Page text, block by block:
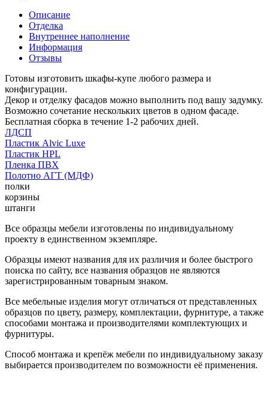
Описание
Отделка
Внутреннее наполнение
Информация
Отзывы
Готовы изготовить шкафы-купе любого размера и
конфигурации.
Декор и отделку фасадов можно выполнить под вашу задумку.
Возможно сочетание нескольких цветов в одном фасаде.
Бесплатная сборка в течение 1-2 рабочих дней.
ЛДСП
Пластик Alvic Luxe
Пластик HPL
Пленка ПВХ
Полотно АГТ (МДФ)
полки
корзины
штанги
Все образцы мебели изготовлены по индивидуальному
проекту в единственном экземпляре.
Образцы имеют названия для их различия и более быстрого
поиска по сайту, все названия образцов не являются
зарегистрированным товарным знаком.
Все мебельные изделия могут отличаться от представленных
образцов по цвету, размеру, комплектации, фурнитуре, а также
способами монтажа и производителями комплектующих и
фурнитуры.
Способ монтажа и крепёж мебели по индивидуальному заказу
выбирается производителем по возможности её применения.